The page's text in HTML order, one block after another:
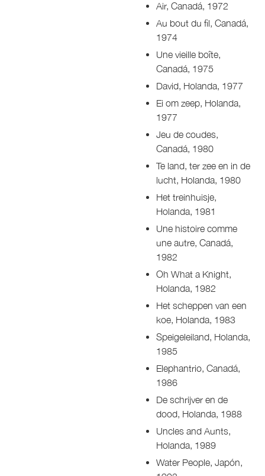
Air, Canadá, 1972
Au bout du fil, Canadá,
1974
Une vieille boîte,
Canadá, 1975
David, Holanda, 1977
Ei om zeep, Holanda,
1977
Jeu de coudes,
Canadá, 1980
Te land, ter zee en in de
lucht, Holanda, 1980
Het treinhuisje,
Holanda, 1981
Une histoire comme
une autre, Canadá,
1982
Oh What a Knight,
Holanda, 1982
Het scheppen van een
koe, Holanda, 1983
Speigeleiland, Holanda,
1985
Elephantrio, Canadá,
1986
De schrijver en de
dood, Holanda, 1988
Uncles and Aunts,
Holanda, 1989
Water People, Japón,